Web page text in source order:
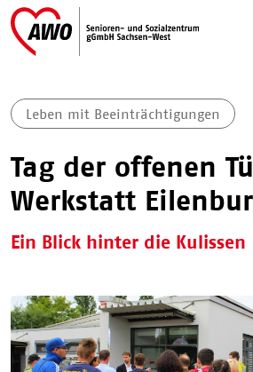
Leben mit Beeinträchtigungen
Tag der offenen
Werkstatt
Ein Blick hinter die Kulissen